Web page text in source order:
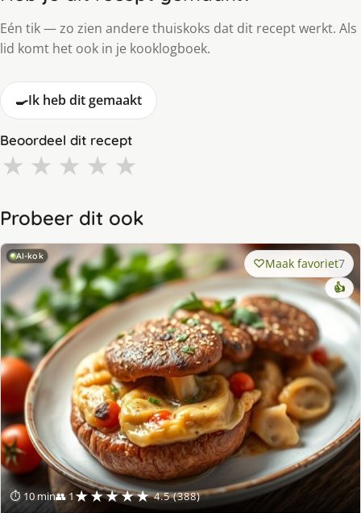
Eén tik — zo zien andere thuiskoks dat dit recept werkt. Als
lid komt het ook in je kooklogboek.
🍳Ik heb dit gemaakt
Beoordeel dit recept
★ ★ ★ ★ ★
Probeer dit ook
AI-kok
⏱ 10 min👥 1★★★★★ 4.5 (388)
Maak favoriet7
👍